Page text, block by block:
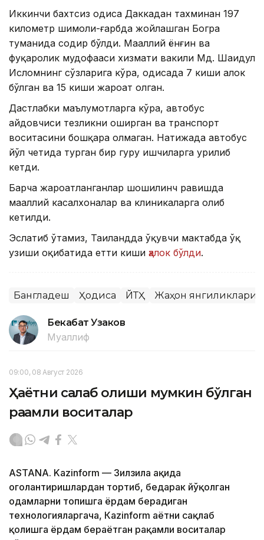
Иккинчи бахтсиз ҳодиса Даккадан тахминан 197
километр шимоли-ғарбда жойлашган Богра
туманида содир бўлди. Маҳаллий ёнғин ва
фуқаролик мудофааси хизмати вакили Мд. Шаҳидул
Исломнинг сўзларига кўра, ҳодисада 7 киши ҳалок
бўлган ва 15 киши жароҳат олган.
Дастлабки маълумотларга кўра, автобус
ҳайдовчиси тезликни оширган ва транспорт
воситасини бошқара олмаган. Натижада автобус
йўл четида турган бир гуруҳ ишчиларга урилиб
кетди.
Барча жароҳатланганлар шошилинч равишда
маҳаллий касалхоналар ва клиникаларга олиб
кетилди.
Эслатиб ўтамиз, Таиландда ўқувчи мактабда ўқ
узиши оқибатида етти киши ҳалок бўлди.
Бангладеш Ҳодиса ЙТҲ Жаҳон янгиликлари
Бекабат Узаков
Муаллиф
09:00, 08 Август 2026
Ҳаётни сақлаб қолиши мумкин бўлган
рақамли воситалар
ASTANA. Kazinform — Зилзила ҳақида
огоҳлантиришлардан тортиб, бедарак йўқолган
одамларни топишга ёрдам берадиган
технологияларгача, Кazinform ҳаётни сақлаб
қолишга ёрдам бераётган рақамли воситалар